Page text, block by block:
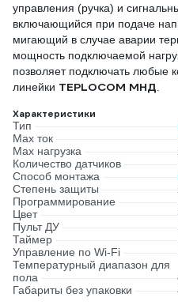
управления (ручка) и
включающийся при подаче
мигающий в случае аварии
мощность подключаемой
позволяет подключать любые
линейки TEPLOCOM МНД
Характеристики
Тип
Max ток
Max нагрузка
Количество датчиков
Способ монтажа
Степень защиты
Программирование
Цвет
Пульт ДУ
Таймер
Управление по Wi-Fi
Температурный диапазон для
пола
Габариты без упаковки